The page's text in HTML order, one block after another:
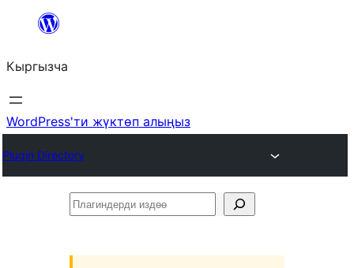
Мазмунга
Кыргызча
WordPress'ти жүктөп алыңыз
Plugin Directory
Плагиндерди